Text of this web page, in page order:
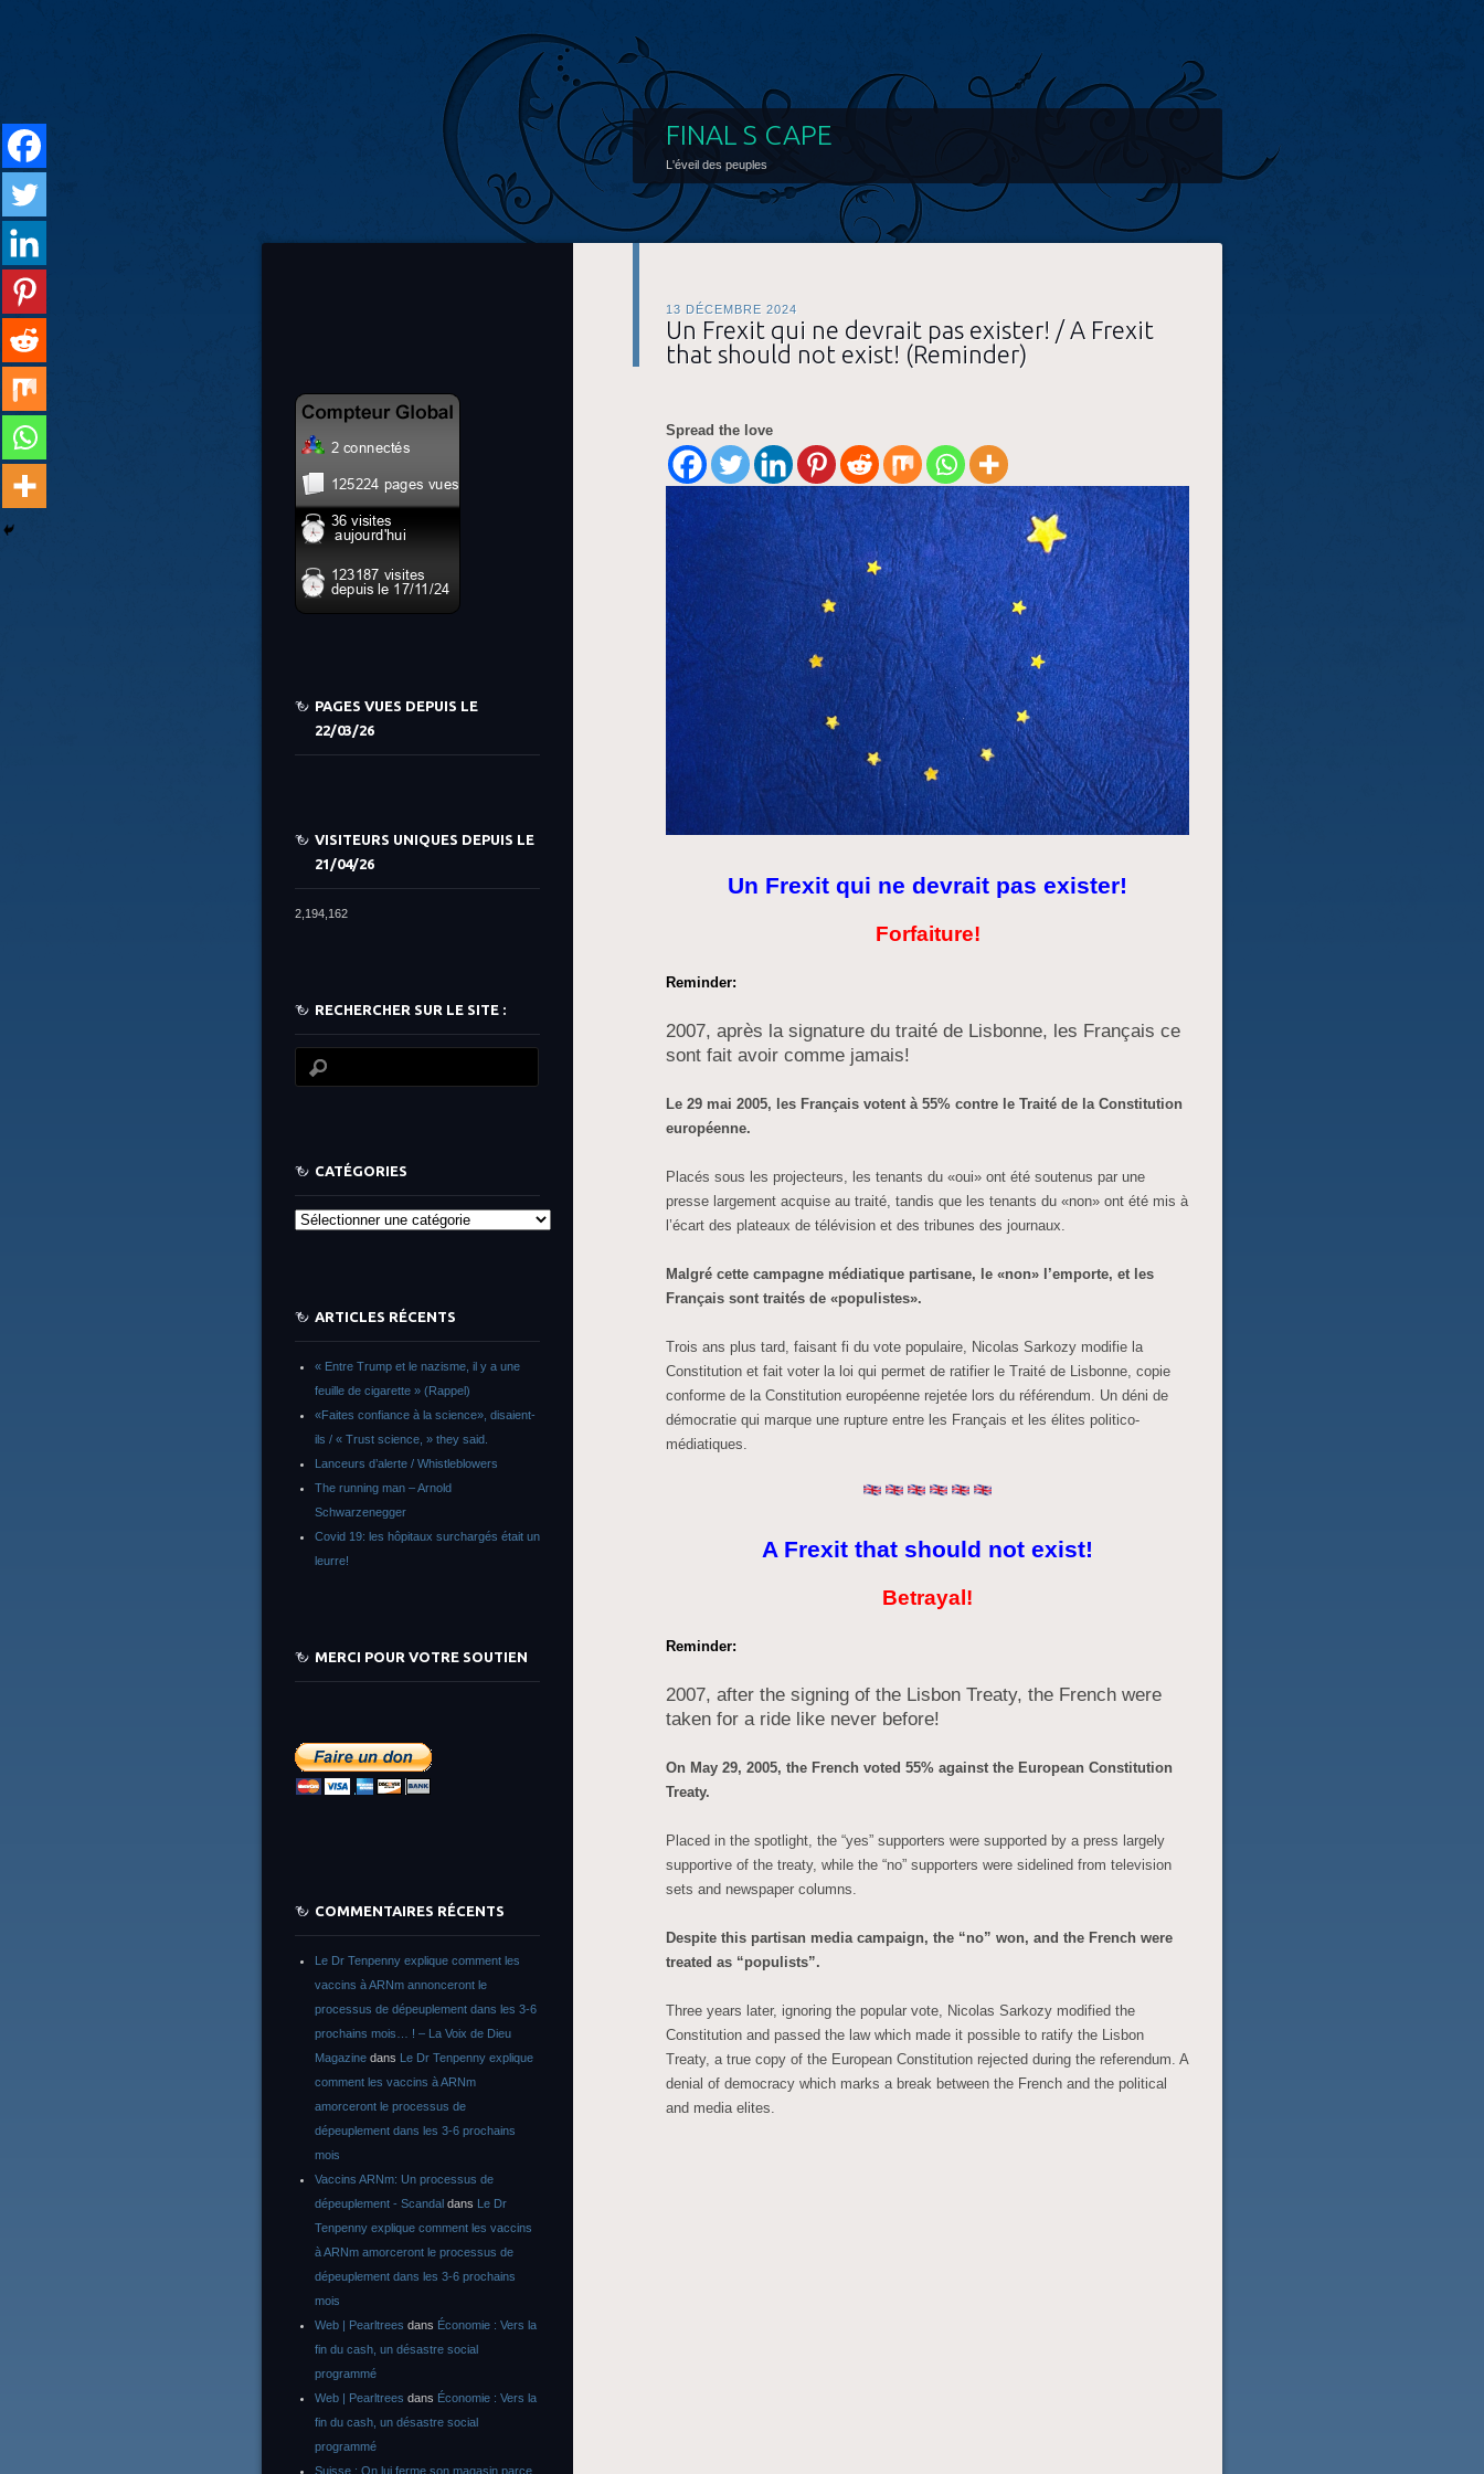
FINAL S CAPE
L'éveil des peuples
13 DÉCEMBRE 2024
Un Frexit qui ne devrait pas exister! / A Frexit
that should not exist! (Reminder)
Spread the love
Un Frexit qui ne devrait pas exister!
Forfaiture!
Reminder:
2007, après la signature du traité de Lisbonne, les Français ce
sont fait avoir comme jamais!
Le 29 mai 2005, les Français votent à 55% contre le Traité de la Constitution
européenne.
Placés sous les projecteurs, les tenants du «oui» ont été soutenus par une
presse largement acquise au traité, tandis que les tenants du «non» ont été mis à
l’écart des plateaux de télévision et des tribunes des journaux.
Malgré cette campagne médiatique partisane, le «non» l’emporte, et les
Français sont traités de «populistes».
Trois ans plus tard, faisant fi du vote populaire, Nicolas Sarkozy modifie la
Constitution et fait voter la loi qui permet de ratifier le Traité de Lisbonne, copie
conforme de la Constitution européenne rejetée lors du référendum. Un déni de
démocratie qui marque une rupture entre les Français et les élites politico-
médiatiques.
A Frexit that should not exist!
Betrayal!
Reminder:
2007, after the signing of the Lisbon Treaty, the French were
taken for a ride like never before!
On May 29, 2005, the French voted 55% against the European Constitution
Treaty.
Placed in the spotlight, the “yes” supporters were supported by a press largely
supportive of the treaty, while the “no” supporters were sidelined from television
sets and newspaper columns.
Despite this partisan media campaign, the “no” won, and the French were
treated as “populists”.
Three years later, ignoring the popular vote, Nicolas Sarkozy modified the
Constitution and passed the law which made it possible to ratify the Lisbon
Treaty, a true copy of the European Constitution rejected during the referendum. A
denial of democracy which marks a break between the French and the political
and media elites.
PAGES VUES DEPUIS LE
22/03/26
VISITEURS UNIQUES DEPUIS LE
21/04/26
2,194,162
RECHERCHER SUR LE SITE :
CATÉGORIES
Catégories
ARTICLES RÉCENTS
« Entre Trump et le nazisme, il y a une
feuille de cigarette » (Rappel)
«Faites confiance à la science», disaient-
ils / « Trust science, » they said.
Lanceurs d’alerte / Whistleblowers
The running man – Arnold
Schwarzenegger
Covid 19: les hôpitaux surchargés était un
leurre!
MERCI POUR VOTRE SOUTIEN
COMMENTAIRES RÉCENTS
Le Dr Tenpenny explique comment les
vaccins à ARNm annonceront le
processus de dépeuplement dans les 3-6
prochains mois… ! – La Voix de Dieu
Magazine dans Le Dr Tenpenny explique
comment les vaccins à ARNm
amorceront le processus de
dépeuplement dans les 3-6 prochains
mois
Vaccins ARNm: Un processus de
dépeuplement - Scandal dans Le Dr
Tenpenny explique comment les vaccins
à ARNm amorceront le processus de
dépeuplement dans les 3-6 prochains
mois
Web | Pearltrees dans Économie : Vers la
fin du cash, un désastre social
programmé
Web | Pearltrees dans Économie : Vers la
fin du cash, un désastre social
programmé
Suisse : On lui ferme son magasin parce